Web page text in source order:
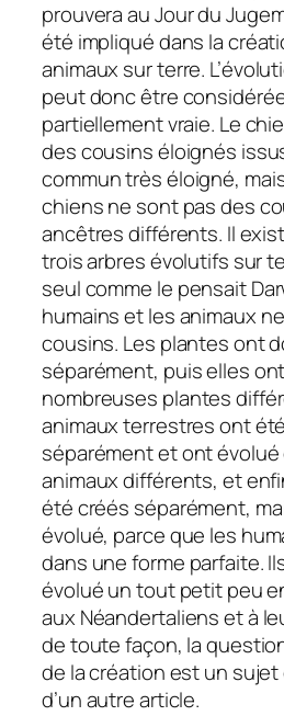
prouvera au Jour du
été impliqué dans la
animaux sur terre.
peut donc être
partiellement vraie. Le
des cousins éloignés
commun très éloigné,
chiens ne sont pas des
ancêtres différents. Il
trois arbres évolutifs sur
seul comme le pensait
humains et les animaux
cousins. Les plantes ont
séparément, puis elles
nombreuses plantes
animaux terrestres ont
séparément et ont
animaux différents, et
été créés séparément,
évolué, parce que les
dans une forme parfaite.
évolué un tout petit peu
aux Néandertaliens et à
de toute façon, la
de la création est un sujet
d’un autre article.